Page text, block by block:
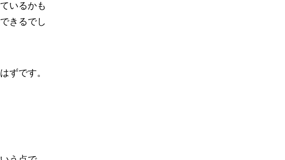
いるかも
きるでし
ずです。